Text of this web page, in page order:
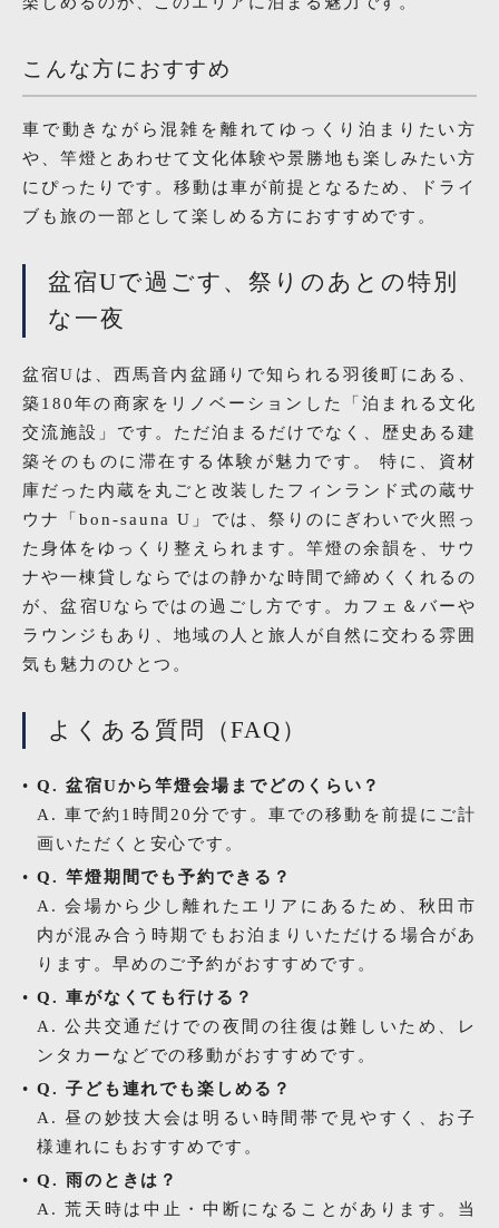
こんな方におすすめ
車で動きながら混雑を離れてゆっくり泊まりたい方
や、竿燈とあわせて文化体験や景勝地も楽しみたい方
にぴったりです。移動は車が前提となるため、ドライ
ブも旅の一部として楽しめる方におすすめです。
盆宿Uで過ごす、祭りのあとの特別
な一夜
盆宿Uは、西馬音内盆踊りで知られる羽後町にある、
築180年の商家をリノベーションした「泊まれる文化
交流施設」です。ただ泊まるだけでなく、歴史ある建
築そのものに滞在する体験が魅力です。 特に、資材
庫だった内蔵を丸ごと改装したフィンランド式の蔵サ
ウナ「bon-sauna U」では、祭りのにぎわいで火照っ
た身体をゆっくり整えられます。竿燈の余韻を、サウ
ナや一棟貸しならではの静かな時間で締めくくれるの
が、盆宿Uならではの過ごし方です。カフェ＆バーや
ラウンジもあり、地域の人と旅人が自然に交わる雰囲
気も魅力のひとつ。
よくある質問（FAQ）
Q. 盆宿Uから竿燈会場までどのくらい？
A. 車で約1時間20分です。車での移動を前提にご計
画いただくと安心です。
Q. 竿燈期間でも予約できる？
A. 会場から少し離れたエリアにあるため、秋田市
内が混み合う時期でもお泊まりいただける場合があ
ります。早めのご予約がおすすめです。
Q. 車がなくても行ける？
A. 公共交通だけでの夜間の往復は難しいため、レ
ンタカーなどでの移動がおすすめです。
Q. 子ども連れでも楽しめる？
A. 昼の妙技大会は明るい時間帯で見やすく、お子
様連れにもおすすめです。
Q. 雨のときは？
A. 荒天時は中止・中断になることがあります。当